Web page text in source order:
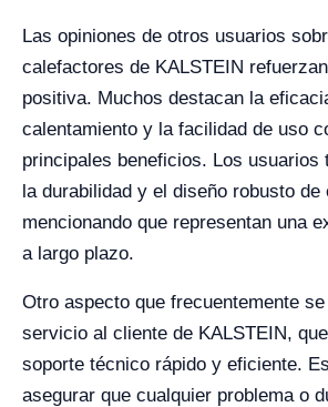
Las opiniones de otros usuarios
calefactores de KALSTEIN
positiva. Muchos destacan la
calentamiento y la facilidad de uso
principales beneficios. Los usuarios
la durabilidad y el diseño robusto de
mencionando que representan una
a largo plazo.
Otro aspecto que frecuentemente
servicio al cliente de KALSTEIN,
soporte técnico rápido y eficiente.
asegurar que cualquier problema o